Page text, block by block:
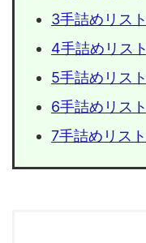
3手詰めリスト
4手詰めリスト
5手詰めリスト
6手詰めリスト
7手詰めリスト